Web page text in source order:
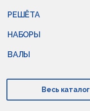
РЕШЁТА
НАБОРЫ
ВАЛЫ
Весь каталог